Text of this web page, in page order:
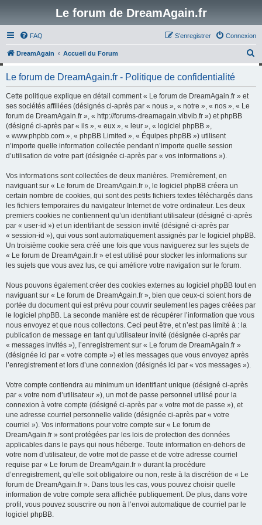
Le forum de DreamAgain.fr
FAQ Connexion
S’enregistrer
DreamAgain Accueil du Forum
Le forum de DreamAgain.fr - Politique de confidentialité
Cette politique explique en détail comment « Le forum de DreamAgain.fr » et
ses sociétés affiliées (désignés ci-après par « nous », « notre », « nos », « Le
forum de DreamAgain.fr », « http://forums-dreamagain.vibvib.fr ») et phpBB
(désigné ci-après par « ils », « eux », « leur », « logiciel phpBB »,
« www.phpbb.com », « phpBB Limited », « Équipes phpBB ») utilisent
n’importe quelle information collectée pendant n’importe quelle session
d’utilisation de votre part (désignée ci-après par « vos informations »).
Vos informations sont collectées de deux manières. Premièrement, en
naviguant sur « Le forum de DreamAgain.fr », le logiciel phpBB créera un
certain nombre de cookies, qui sont des petits fichiers textes téléchargés dans
les fichiers temporaires du navigateur Internet de votre ordinateur. Les deux
premiers cookies ne contiennent qu’un identifiant utilisateur (désigné ci-après
par « user-id ») et un identifiant de session invité (désigné ci-après par
« session-id »), qui vous sont automatiquement assignés par le logiciel phpBB.
Un troisième cookie sera créé une fois que vous naviguerez sur les sujets de
« Le forum de DreamAgain.fr » et est utilisé pour stocker les informations sur
les sujets que vous avez lus, ce qui améliore votre navigation sur le forum.
Nous pouvons également créer des cookies externes au logiciel phpBB tout en
naviguant sur « Le forum de DreamAgain.fr », bien que ceux-ci soient hors de
portée du document qui est prévu pour couvrir seulement les pages créées par
le logiciel phpBB. La seconde manière est de récupérer l’information que vous
nous envoyez et que nous collectons. Ceci peut être, et n’est pas limité à : la
publication de message en tant qu’utilisateur invité (désignée ci-après par
« messages invités »), l’enregistrement sur « Le forum de DreamAgain.fr »
(désignée ici par « votre compte ») et les messages que vous envoyez après
l’enregistrement et lors d’une connexion (désignés ici par « vos messages »).
Votre compte contiendra au minimum un identifiant unique (désigné ci-après
par « votre nom d’utilisateur »), un mot de passe personnel utilisé pour la
connexion à votre compte (désigné ci-après par « votre mot de passe »), et
une adresse courriel personnelle valide (désignée ci-après par « votre
courriel »). Vos informations pour votre compte sur « Le forum de
DreamAgain.fr » sont protégées par les lois de protection des données
applicables dans le pays qui nous héberge. Toute information en-dehors de
votre nom d’utilisateur, de votre mot de passe et de votre adresse courriel
requise par « Le forum de DreamAgain.fr » durant la procédure
d’enregistrement, qu’elle soit obligatoire ou non, reste à la discrétion de « Le
forum de DreamAgain.fr ». Dans tous les cas, vous pouvez choisir quelle
information de votre compte sera affichée publiquement. De plus, dans votre
profil, vous pouvez souscrire ou non à l’envoi automatique de courriel par le
logiciel phpBB.